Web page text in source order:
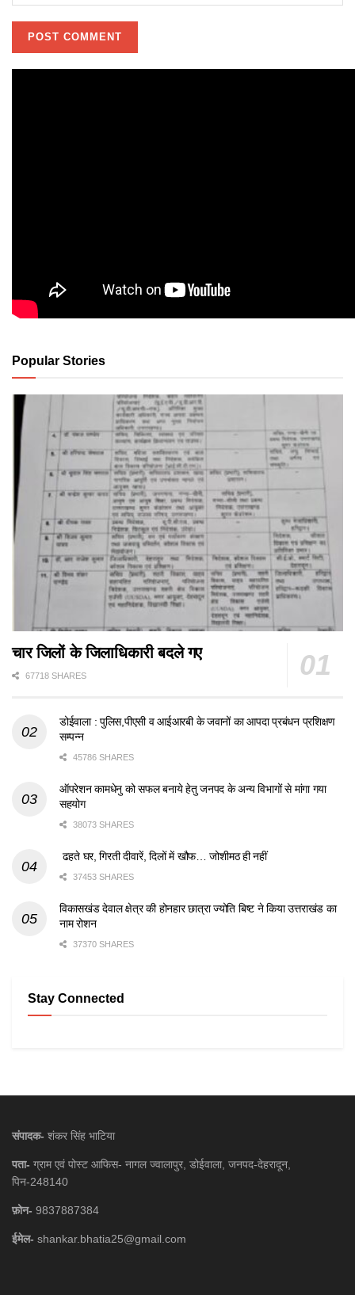
Popular Stories
चार जिलों के जिलाधिकारी बदले गए
67718 SHARES
डोईवाला : पुलिस,पीएसी व आईआरबी के जवानों का आपदा प्रबंधन प्रशिक्षण
सम्पन्न
45786 SHARES
ऑपरेशन कामधेनु को सफल बनाये हेतु जनपद के अन्य विभागों से मांगा गया
सहयोग
38073 SHARES
ढहते घर, गिरती दीवारें, दिलों में खौफ… जोशीमठ ही नहीं
37453 SHARES
विकासखंड देवाल क्षेत्र की होनहार छात्रा ज्योति बिष्ट ने किया उत्तराखंड का
नाम रोशन
37370 SHARES
Stay Connected
संपादक- शंकर सिंह भाटिया
पता- ग्राम एवं पोस्ट आफिस- नागल ज्वालापुर, डोईवाला, जनपद-देहरादून,
पिन-248140
फ़ोन- 9837887384
ईमेल- shankar.bhatia25@gmail.com